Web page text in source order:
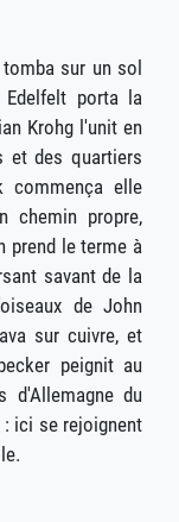
sur un sol
porta la
Krohg l'unit en
et des quartiers
commença elle
chemin propre,
prend le terme à
savant de la
de John
sur cuivre, et
peignit au
d'Allemagne du
: ici se rejoignent